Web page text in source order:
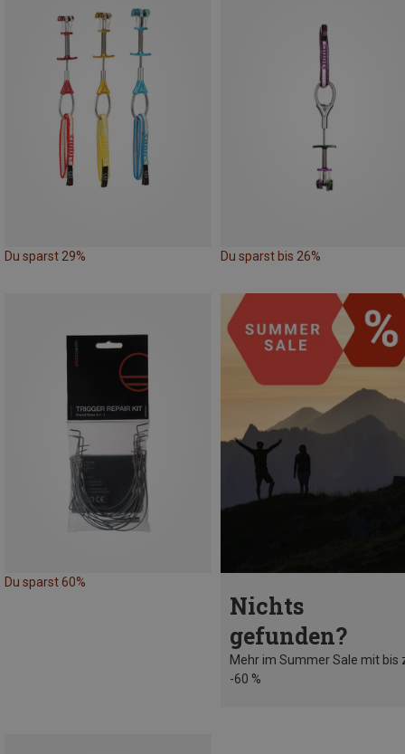
Du sparst 29% Du sparst bis 26%
Du sparst 60%
Nichts
gefunden?
Mehr im Summer Sale mit bis
-60 %